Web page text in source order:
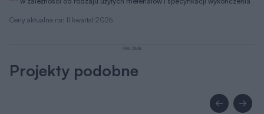
Ceny aktualne na: II kwartał 2026
REKLAMA
Projekty podobne